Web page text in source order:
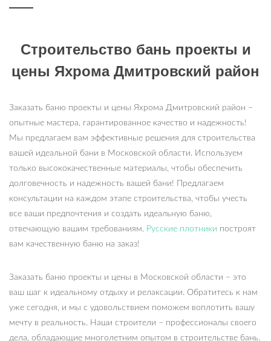
Строительство бань проекты и
цены Яхрома Дмитровский район
Заказать баню проекты и цены Яхрома Дмитровский район –
опытные мастера, гарантированное качество и надежность!
Мы предлагаем вам эффективные решения для строительства
вашей идеальной бани в Московской области. Используем
только высококачественные материалы, чтобы обеспечить
долговечность и надежность вашей бани! Предлагаем
консультации на каждом этапе строительства, чтобы учесть
все ваши предпочтения и создать идеальную баню,
отвечающую вашим требованиям. Русские плотники построят
вам качественную баню на заказ!
Заказать баню проекты и цены в Московской области – это
ваш шаг к идеальному отдыху и релаксации. Обратитесь к нам
уже сегодня, и мы с удовольствием поможем воплотить вашу
мечту в реальность. Наши строители – профессионалы своего
дела, обладающие многолетним опытом в строительстве бань.